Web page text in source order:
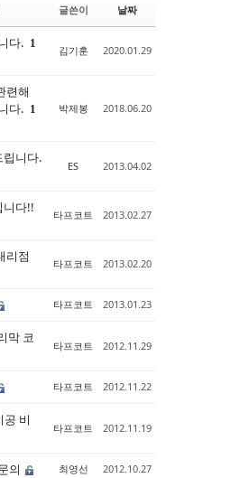
글쓴이 날짜
다. 1
김기훈 2020.01.29
련해
다. 1 박제봉 2018.06.20
립니다.
ES 2013.04.02
니다!! 타프코트 2013.02.27
리점 타프코트 2013.02.20
타프코트 2013.01.23
막 코
타프코트 2012.11.29
타프코트 2012.11.22
비
타프코트 2012.11.19
의 최영선 2012.10.27
스케치북5
스케치북5
스케치북5
스케치북5